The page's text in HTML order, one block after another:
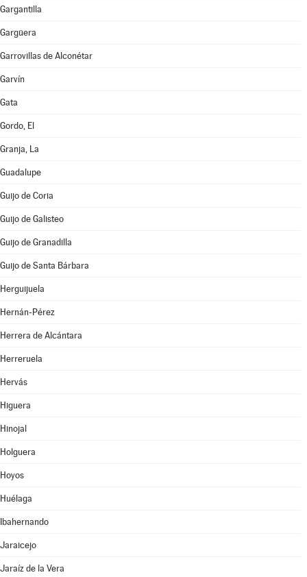
Gargantilla
Gargüera
Garrovillas de Alconétar
Garvín
Gata
Gordo, El
Granja, La
Guadalupe
Guijo de Coria
Guijo de Galisteo
Guijo de Granadilla
Guijo de Santa Bárbara
Herguijuela
Hernán-Pérez
Herrera de Alcántara
Herreruela
Hervás
Higuera
Hinojal
Holguera
Hoyos
Huélaga
Ibahernando
Jaraicejo
Jaraíz de la Vera